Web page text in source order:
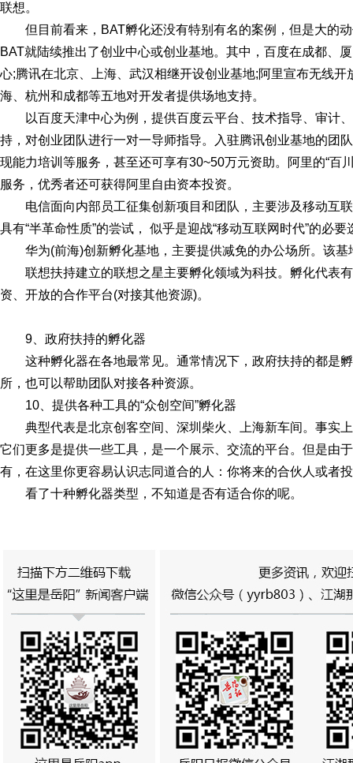
联想。
但目前看来，BAT孵化还没有特别有名的案例，但是大的
BAT就陆续推出了创业中心或创业基地。其中，百度在成都、
心;腾讯在北京、上海、武汉相继开设创业基地;阿里宣布无线开
海、杭州和成都等五地对开发者提供场地支持。
以百度天津中心为例，提供百度云平台、技术指导、审计
持，对创业团队进行一对一导师指导。入驻腾讯创业基地的团
现能力培训等服务，甚至还可享有30~50万元资助。阿里的“百
服务，优秀者还可获得阿里自由资本投资。
电信面向内部员工征集创新项目和团队，主要涉及移动互
具有“半革命性质”的尝试， 似乎是迎战“移动互联网时代”的必要
华为(前海)创新孵化基地，主要提供减免的办公场所。该
联想扶持建立的联想之星主要孵化领域为科技。孵化代表
资、开放的合作平台(对接其他资源)。
9、政府扶持的孵化器
这种孵化器在各地最常见。通常情况下，政府扶持的都是
所，也可以帮助团队对接各种资源。
10、提供各种工具的“众创空间”孵化器
典型代表是北京创客空间、深圳柴火、上海新车间。事实
它们更多是提供一些工具，是一个展示、交流的平台。但是由
有，在这里你更容易认识志同道合的人：你将来的合伙人或者
看了十种孵化器类型，不知道是否有适合你的呢。